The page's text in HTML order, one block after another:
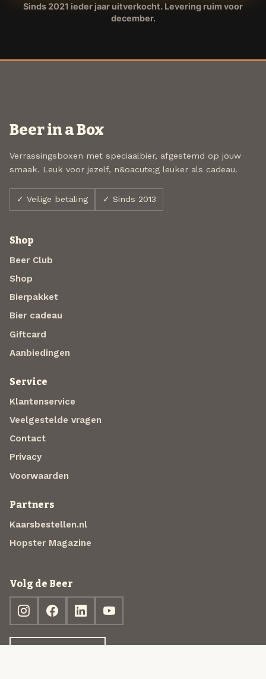
Sinds 2021 ieder jaar uitverkocht. Levering ruim voor
december.
Beer in a Box
Verrassingsboxen met speciaalbier, afgestemd op jouw
smaak. Leuk voor jezelf, n&oacute;g leuker als cadeau.
✓ Veilige betaling ✓ Sinds 2013
Shop
Beer Club
Shop
Bierpakket
Bier cadeau
Giftcard
Aanbiedingen
Service
Klantenservice
Veelgestelde vragen
Contact
Privacy
Voorwaarden
Partners
Kaarsbestellen.nl
Hopster Magazine
Volg de Beer